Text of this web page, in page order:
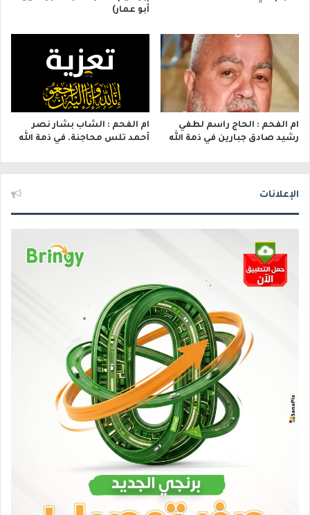
أبو عمار)
ام الفحم : الحاج راسم لطفي
رشيد صادق جبارين في ذمة الله
ام الفحم : الشاب بشار نصر
أحمد تلس محاجنة. في ذمة الله
الإعلانات